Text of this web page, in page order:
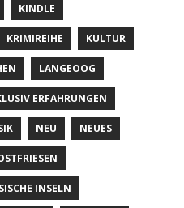
KINDLE
KRIMIREIHE KULTUR
LANGEOOG
ERFAHRUNGEN
NEU NEUES
INSELN